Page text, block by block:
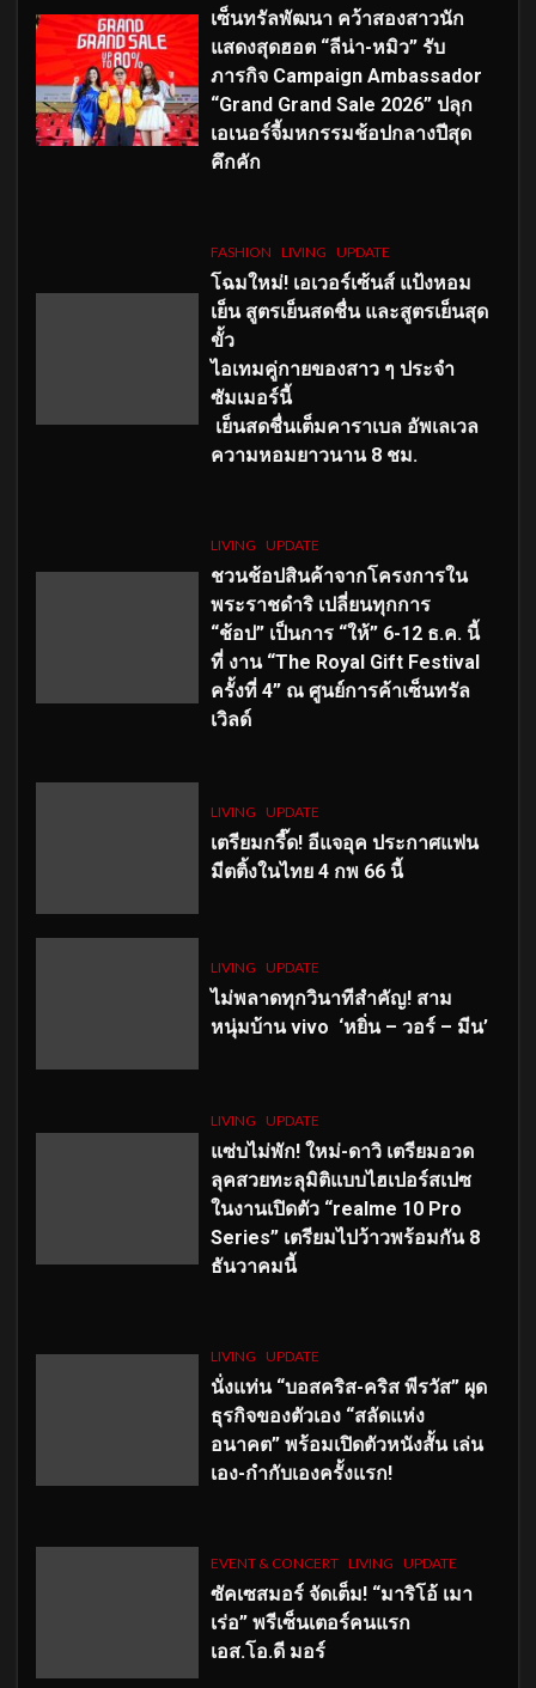
เซ็นทรัลพัฒนา คว้าสองสาวนัก
แสดงสุดฮอต “ลีน่า-หมิว” รับ
ภารกิจ Campaign Ambassador
“Grand Grand Sale 2026” ปลุก
เอเนอร์จี้มหกรรมช้อปกลางปีสุด
คึกคัก
FASHION LIVING UPDATE
โฉมใหม่! เอเวอร์เซ้นส์ แป้งหอม
เย็น สูตรเย็นสดชื่น และสูตรเย็นสุด
ขั้ว
ไอเทมคู่กายของสาว ๆ ประจำ
ซัมเมอร์นี้
เย็นสดชื่นเต็มคาราเบล อัพเลเวล
ความหอมยาวนาน 8 ชม.
LIVING UPDATE
ชวนช้อปสินค้าจากโครงการใน
พระราชดำริ เปลี่ยนทุกการ
“ช้อป” เป็นการ “ให้” 6-12 ธ.ค. นี้
ที่ งาน “The Royal Gift Festival
ครั้งที่ 4” ณ ศูนย์การค้าเซ็นทรัล
เวิลด์
LIVING UPDATE
เตรียมกรี๊ด! อีแจอุค ประกาศแฟน
มีตติ้งในไทย 4 กพ 66 นี้
LIVING UPDATE
ไม่พลาดทุกวินาทีสำคัญ! สาม
หนุ่มบ้าน vivo ‘หยิ่น – วอร์ – มีน’
LIVING UPDATE
แซ่บไม่พัก! ใหม่-ดาวิ เตรียมอวด
ลุคสวยทะลุมิติแบบไฮเปอร์สเปซ
ในงานเปิดตัว “realme 10 Pro
Series” เตรียมไปว้าวพร้อมกัน 8
ธันวาคมนี้
LIVING UPDATE
นั่งแท่น “บอสคริส-คริส พีรวัส” ผุด
ธุรกิจของตัวเอง “สลัดแห่ง
อนาคต” พร้อมเปิดตัวหนังสั้น เล่น
เอง-กำกับเองครั้งแรก!
EVENT & CONCERT LIVING UPDATE
ซัคเซสมอร์ จัดเต็ม! “มาริโอ้ เมา
เร่อ” พรีเซ็นเตอร์คนแรก
เอส.โอ.ดี มอร์